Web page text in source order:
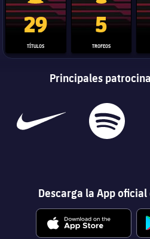
Trofeo de La Liga
29
TÍTULOS
Trofeo de la
5
TROFEOS
Principales
Descarga la App oficial